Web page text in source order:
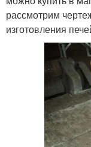
рассмотрим
изготовления